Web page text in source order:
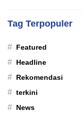
Tag Terpopuler
# Featured
# Headline
# Rekomendasi
# terkini
# News